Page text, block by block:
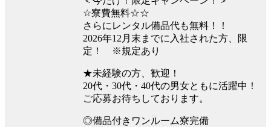
☆寮費無料☆☆
さらにレンタル備品代も無料！！
2026年12月末までに入社された方、限
定！ ※規定あり
★未経験の方、歓迎！
20代・30代・40代の男女ともに活躍中！
ご応募お待ちしております。
◎備品付きワンルーム寮完備